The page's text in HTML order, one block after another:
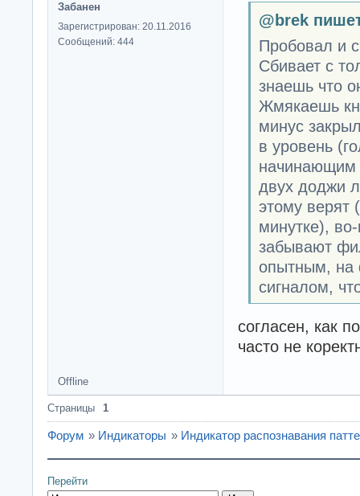
Забанен
Зарегистрирован: 20.11.2016
Сообщений: 444
@brek
Пробовал и
Сбивает с
знаешь что
Жмякаешь
минус
в уровень
начинающим
двух доджи
этому верят
минутке),
забывают
опытным, на
сигналом,
согласен, как
часто не
Offline
Страницы 1
Форум » Индикаторы » Индикатор распознавания
Перейти